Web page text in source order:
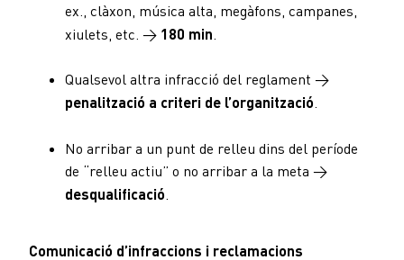
ex., clàxon, música alta, megàfons, campanes,
xiulets, etc. → 180 min
Qualsevol altra infracció del reglament →
penalització a criteri de l’organització.
No arribar a un punt de relleu dins del període
de “relleu actiu” o no arribar a la meta →
desqualificació.
Comunicació d’infraccions i reclamacions